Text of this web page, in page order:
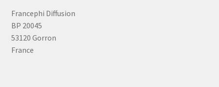
Francephi Diffusion
BP 20045
53120 Gorron
France